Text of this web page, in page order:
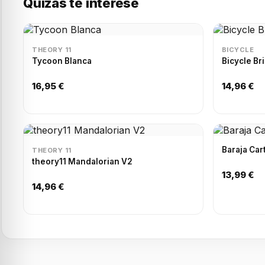
THEORY 11
Tycoon Blanca
16,95 €
BICYCLE
Bicycle
14,96 €
THEORY 11
theory11 Mandalorian V2
14,96 €
Baraja
13,99 €